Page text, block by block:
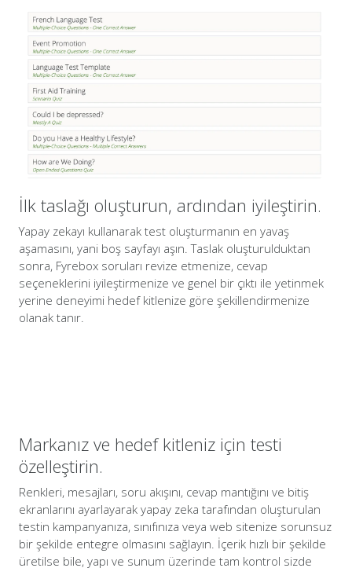
İlk taslağı oluşturun, ardından iyileştirin.
Yapay zekayı kullanarak test oluşturmanın en yavaş
aşamasını, yani boş sayfayı aşın. Taslak oluşturulduktan
sonra, Fyrebox soruları revize etmenize, cevap
seçeneklerini iyileştirmenize ve genel bir çıktı ile yetinmek
yerine deneyimi hedef kitlenize göre şekillendirmenize
olanak tanır.
Markanız ve hedef kitleniz için testi
özelleştirin.
Renkleri, mesajları, soru akışını, cevap mantığını ve bitiş
ekranlarını ayarlayarak yapay zeka tarafından oluşturulan
testin kampanyanıza, sınıfınıza veya web sitenize sorunsuz
bir şekilde entegre olmasını sağlayın. İçerik hızlı bir şekilde
üretilse bile, yapı ve sunum üzerinde tam kontrol sizde